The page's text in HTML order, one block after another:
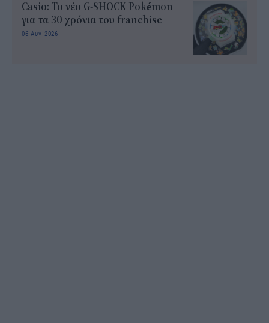
Casio: Το νέο G-SHOCK Pokémon
για τα 30 χρόνια του franchise
06 Αυγ 2026